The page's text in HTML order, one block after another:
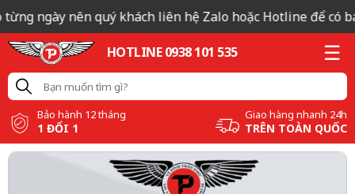
ngày nên quý khách liên hệ Zalo hoặc Hotline để có
HOTLINE 0938 101 535
Bảo hành 12 tháng
1 ĐỔI 1
Giao hàng nhanh 24h
TRÊN TOÀN QUỐC